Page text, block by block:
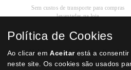
Sem custos de transporte para compras
levantadas na loja
Modos dePagamento
Multibanco, cartão de crédito, Paypal ou
transferência
Política de Cookies
Ao clicar emAceitarestá a consentir
neste site. Os cookies são usados